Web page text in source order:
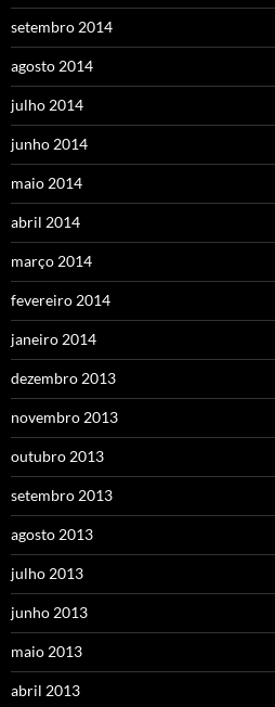
setembro 2014
agosto 2014
julho 2014
junho 2014
maio 2014
abril 2014
março 2014
fevereiro 2014
janeiro 2014
dezembro 2013
novembro 2013
outubro 2013
setembro 2013
agosto 2013
julho 2013
junho 2013
maio 2013
abril 2013